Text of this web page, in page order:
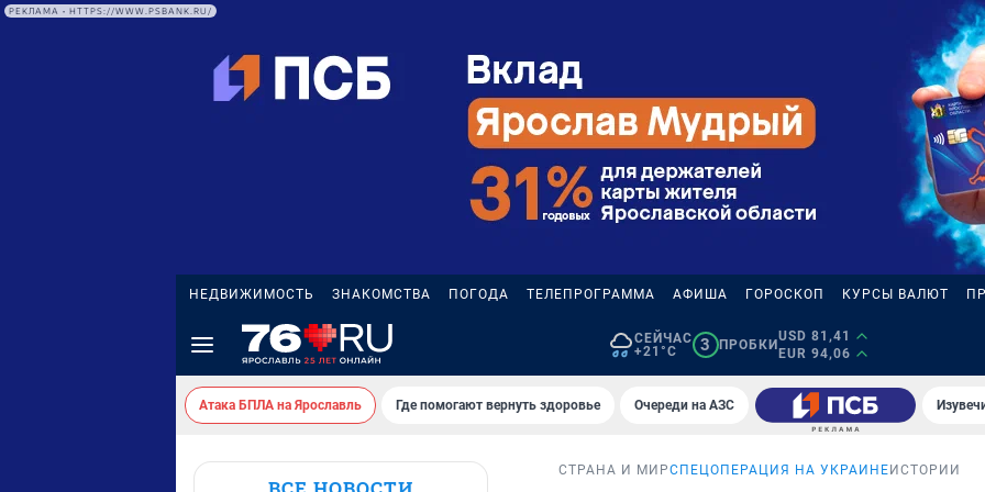
РЕКЛАМА • HTTPS://WWW.PSBANK.RU/
НЕДВИЖИМОСТЬ ЗНАКОМСТВА ПОГОДА ТЕЛЕПРОГРАММА АФИША ГОРОСКОП КУРСЫ ВАЛЮТ
СЕЙЧАС
+21°C
3 ПРОБКИ
USD 81,41
EUR 94,06
Атака БПЛА на Ярославль Где помогают вернуть здоровье Очереди на АЗС
СТРАНА И МИРСПЕЦОПЕРАЦИЯ НА УКРАИНЕ ИСТОРИИ